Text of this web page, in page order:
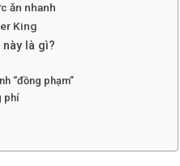
ăn nhanh
King
là gì?
“đồng phạm”
phí